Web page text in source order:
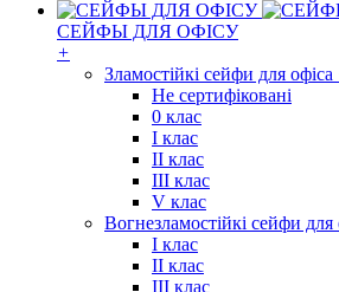
СЕЙФЫ ДЛЯ ОФІСУ
+
Зламостійкі сейфи для офіса
Не сертифіковані
0 клас
I клас
II клас
III клас
V клас
Вогнезламостійкі сейфи для
I клас
II клас
III клас